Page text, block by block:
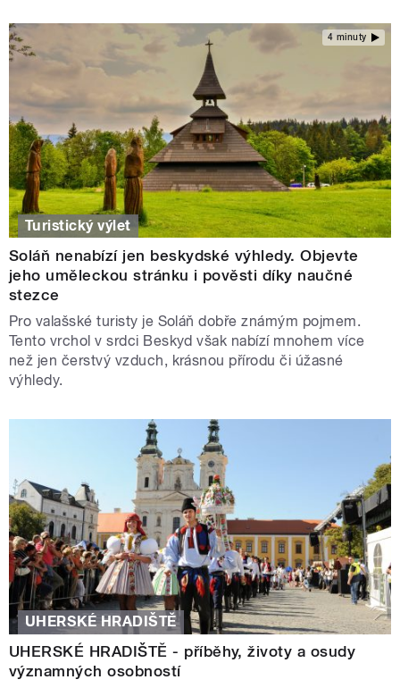
4 minuty
Turistický výlet
Soláň nenabízí jen beskydské výhledy. Objevte
jeho uměleckou stránku i pověsti díky naučné
stezce
Pro valašské turisty je Soláň dobře známým pojmem.
Tento vrchol v srdci Beskyd však nabízí mnohem více
než jen čerstvý vzduch, krásnou přírodu či úžasné
výhledy.
UHERSKÉ HRADIŠTĚ
UHERSKÉ HRADIŠTĚ - příběhy, životy a osudy
významných osobností